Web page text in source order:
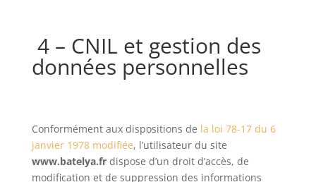
4 – CNIL et gestion des
données personnelles
Conformément aux dispositions de la loi 78-17 du 6
janvier 1978 modifiée, l’utilisateur du site
www.batelya.frdispose d’un droit d’accès, de
modification et de suppression des informations